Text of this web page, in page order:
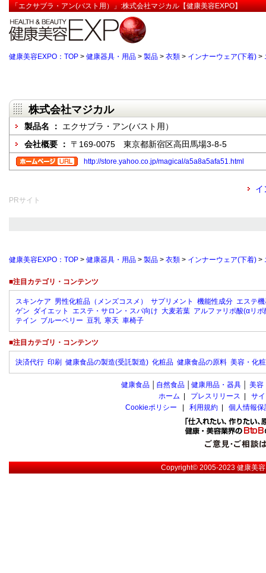
「エクサブラ・アン(バスト用）」:株式会社マジカル【健康美容EXPO】
健康美容EXPO：TOP > 健康器具・用品 > 製品 > 衣類 > インナーウェア(下着) >
株式会社マジカル
製品名 ： エクサブラ・アン(バスト用）
会社概要 ： 〒169-0075 東京都新宿区高田馬場3-8-5
http://store.yahoo.co.jp/magical/a5a8a5afa51.html
イ
PRサイト
健康美容EXPO：TOP > 健康器具・用品 > 製品 > 衣類 > インナーウェア(下着) >
■注目カテゴリ・コンテンツ
スキンケア 男性化粧品（メンズコスメ） サプリメント 機能性成分 エステ
ゲン ダイエット エステ・サロン・スパ向け 大麦若葉 アルファリポ酸(αリポ
テイン ブルーベリー 豆乳 寒天 車椅子
■注目カテゴリ・コンテンツ
決済代行 印刷 健康食品の製造(受託製造) 化粧品 健康食品の原料 美容・化
健康食品 自然食品 健康用品・器具 美容
ホーム
プレスリリース
サ
Cookieポリシー
利用規約 個人情報
Copyright© 2005-2023健康美